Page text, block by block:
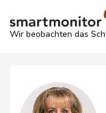
Wir beobachten das